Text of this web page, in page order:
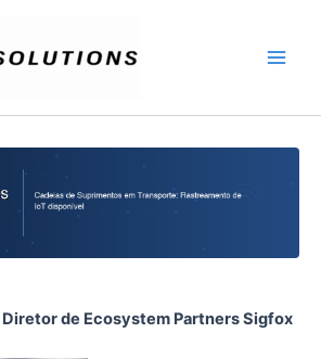
Diretor de Ecosystem Partners Sigfox